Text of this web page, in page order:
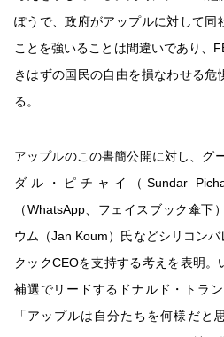
ぽうで、政府がアップルに対して同
ことを強いることは間違いであり、
きはずの国民の自由を損なわせる
る。
アップルのこの書簡公開に対し、グ
ダル・ピチャイ（Sundar
（WhatsApp、フェイスブック傘下
ウム（Jan Koum）氏などシリコンバ
クックCEOを支持する考えを表明
補選でリードするドナルド・トラ
「アップルは自分たちを何様だと